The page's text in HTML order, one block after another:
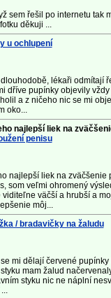
sem řešil po internetu tak
děkuji ...
u ochlupení
lékaři odmítají
dříve pupínky objevily
a z ničeho nic se mi
oko...
najlepší liek na
penisu
najlepší liek na zväčšenie
som veľmi ohromený
viditeľne väčší a hrubší a
môj...
/ bradavičky na žaludu
mi dělají červené
mam žalud
styku nic ne náplní